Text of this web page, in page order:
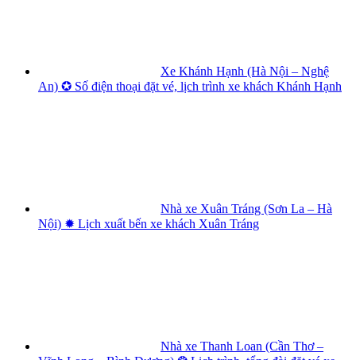
Xe Khánh Hạnh (Hà Nội – Nghệ
An) ✪ Số điện thoại đặt vé, lịch trình xe khách Khánh Hạnh
Nhà xe Xuân Tráng (Sơn La – Hà
Nội) ✹ Lịch xuất bến xe khách Xuân Tráng
Nhà xe Thanh Loan (Cần Thơ –